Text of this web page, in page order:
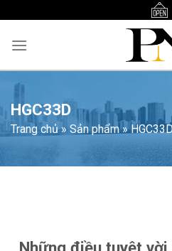
content
HGC33D
Trang chủ» Sản phẩm»
dung